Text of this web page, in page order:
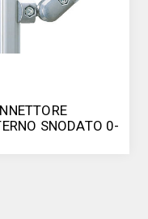
SNODATO 0-